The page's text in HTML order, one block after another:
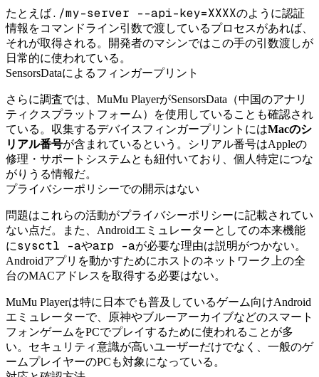
たとえば./my-server --api-key=XXXXのように認証
情報をコマンドライン引数で渡しているプロセスがあれば、
それが取得される。開発者のマシンではこの手の引数渡しが
日常的に使われている。
SensorsDataによるフィンガープリント
さらに調査では、MuMu PlayerがSensorsData（中国のアナリ
ティクスプラットフォーム）を使用していることも確認され
ている。収集するデバイスフィンガープリントにはMacのシ
リアル番号が含まれているという。シリアル番号はAppleの
修理・サポートシステムとも紐付いており、個人特定につな
がりうる情報だ。
プライバシーポリシーでの開示はない
問題はこれらの活動がプライバシーポリシーに記載されてい
ない点だ。また、Androidエミュレーターとしての本来機能
にsysctl -aやarp -aが必要な理由は説明がつかない。
Androidアプリを動かすためにホストのネットワーク上の全
台のMACアドレスを取得する必要はない。
MuMu Playerは特に日本でも普及しているゲーム向けAndroid
エミュレーターで、原神やブルーアーカイブなどのスマート
フォンゲームをPCでプレイするために使われることが多
い。セキュリティ意識が高いユーザーだけでなく、一般のゲ
ームプレイヤーのPCも対象になっている。